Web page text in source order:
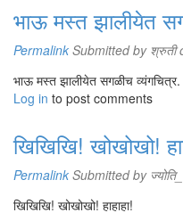
भाऊ मस्त झालीयेत
Permalink Submitted by श्रुती
भाऊ मस्त झालीयेत सगळीच व्यंगचित्र.
Log in to post comments
खिखिखि! खोखोखो!
Permalink Submitted by
खिखिखि! खोखोखो! हाहाहा!